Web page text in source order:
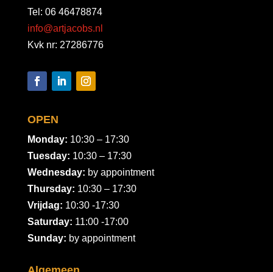
Tel: 06 46478874
info@artjacobs.nl
Kvk nr: 27286776
OPEN
Monday: 10:30 – 17:30
Tuesday: 10:30 – 17:30
Wednesday: by appointment
Thursday: 10:30 – 17:30
Vrijdag: 10:30 -17:30
Saturday: 11:00 -17:00
Sunday: by appointment